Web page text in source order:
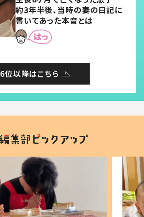
約3年半後、当時の妻の日記に
書いてあった本音とは
6位以降はこちら